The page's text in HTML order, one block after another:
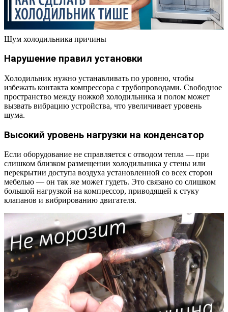
Шум холодильника причины
Нарушение правил установки
Холодильник нужно устанавливать по уровню, чтобы
избежать контакта компрессора с трубопроводами. Свободное
пространство между ножкой холодильника и полом может
вызвать вибрацию устройства, что увеличивает уровень
шума.
Высокий уровень нагрузки на конденсатор
Если оборудование не справляется с отводом тепла — при
слишком близком размещении холодильника у стены или
перекрытии доступа воздуха установленной со всех сторон
мебелью — он так же может гудеть. Это связано со слишком
большой нагрузкой на компрессор, приводящей к стуку
клапанов и вибрированию двигателя.